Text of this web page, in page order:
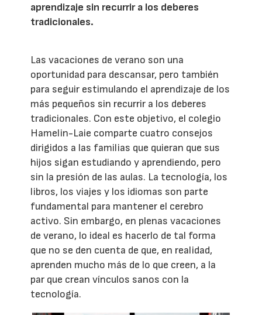
aprendizaje sin recurrir a los deberes
tradicionales.
Las vacaciones de verano son una
oportunidad para descansar, pero también
para seguir estimulando el aprendizaje de los
más pequeños sin recurrir a los deberes
tradicionales. Con este objetivo, el colegio
Hamelin-Laie comparte cuatro consejos
dirigidos a las familias que quieran que sus
hijos sigan estudiando y aprendiendo, pero
sin la presión de las aulas. La tecnología, los
libros, los viajes y los idiomas son parte
fundamental para mantener el cerebro
activo. Sin embargo, en plenas vacaciones
de verano, lo ideal es hacerlo de tal forma
que no se den cuenta de que, en realidad,
aprenden mucho más de lo que creen, a la
par que crean vínculos sanos con la
tecnología.